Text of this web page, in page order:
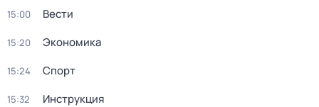
15:00 Вести
15:20 Экономика
15:24 Спорт
15:32 Инструкция